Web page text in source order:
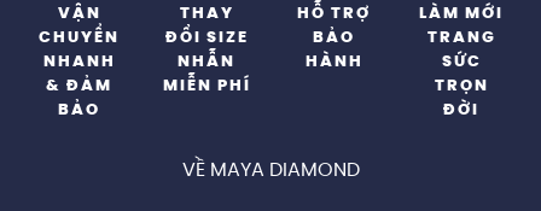
VẬN
CHUYỂN
NHANH
& ĐẢM
BẢO
THAY
ĐỔI SIZE
NHẪN
MIỄN PHÍ
HỖ TRỢ
BẢO
HÀNH
LÀM MỚI
TRANG
SỨC
TRỌN
ĐỜI
VỀ MAYA DIAMOND